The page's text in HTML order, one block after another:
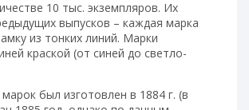
10 тыс. экземпляров. Их
выпусков – каждая марка
из тонких линий. Марки
краской (от синей до светло-
был изготовлен в 1884 г. (в